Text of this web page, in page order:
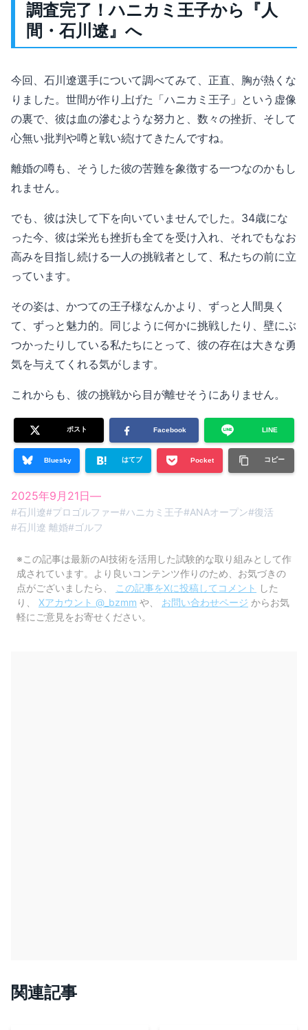
調査完了！ハニカミ王子から『人
間・石川遼』へ
今回、石川遼選手について調べてみて、正直、胸が熱くな
りました。世間が作り上げた「ハニカミ王子」という虚像
の裏で、彼は血の滲むような努力と、数々の挫折、そして
心無い批判や噂と戦い続けてきたんですね。
離婚の噂も、そうした彼の苦難を象徴する一つなのかもし
れません。
でも、彼は決して下を向いていませんでした。34歳にな
った今、彼は栄光も挫折も全てを受け入れ、それでもなお
高みを目指し続ける一人の挑戦者として、私たちの前に立
っています。
その姿は、かつての王子様なんかより、ずっと人間臭く
て、ずっと魅力的。同じように何かに挑戦したり、壁にぶ
つかったりしている私たちにとって、彼の存在は大きな勇
気を与えてくれる気がします。
これからも、彼の挑戦から目が離せそうにありません。
ポスト Facebook LINE
Bluesky はてブ Pocket コピー
2025年9月21日—
#石川遼#プロゴルファー#ハニカミ王子#ANAオープン#復活
#石川遼 離婚#ゴルフ
※この記事は最新のAI技術を活用した試験的な取り組みとして作
成されています。より良いコンテンツ作りのため、お気づきの
点がございましたら、
この記事をXに投稿してコメント した
り、
Xアカウント @_bzmm や、 お問い合わせページ からお気
軽にご意見をお寄せください。
関連記事